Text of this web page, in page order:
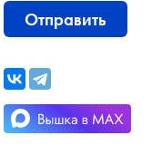
Отправить